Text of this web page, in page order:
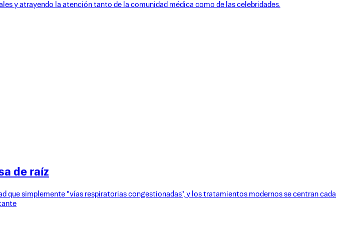
y atrayendo la atención tanto de la comunidad médica como de las celebridades.
de raíz
que simplemente "vías respiratorias congestionadas", y los tratamientos modernos se centran cada